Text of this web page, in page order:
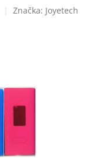
Značka: Joyetech